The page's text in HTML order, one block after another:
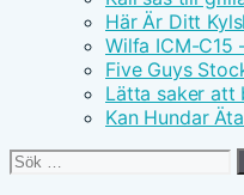
Här Är Ditt
Wilfa ICM-C15
Five Guys
Lätta saker att
Kan Hundar
Sök